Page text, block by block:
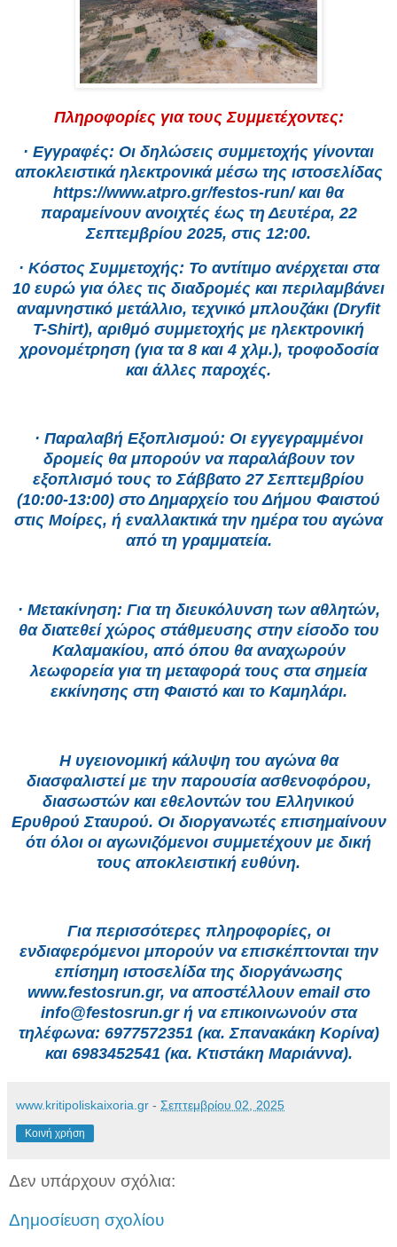
Πληροφορίες για τους Συμμετέχοντες:
· Εγγραφές: Οι δηλώσεις συμμετοχής γίνονται
αποκλειστικά ηλεκτρονικά μέσω της ιστοσελίδας
https://www.atpro.gr/festos-run/ και θα
παραμείνουν ανοιχτές έως τη Δευτέρα, 22
Σεπτεμβρίου 2025, στις 12:00.
· Κόστος Συμμετοχής: Το αντίτιμο ανέρχεται στα
10 ευρώ για όλες τις διαδρομές και περιλαμβάνει
αναμνηστικό μετάλλιο, τεχνικό μπλουζάκι (Dryfit
T-Shirt), αριθμό συμμετοχής με ηλεκτρονική
χρονομέτρηση (για τα 8 και 4 χλμ.), τροφοδοσία
και άλλες παροχές.
· Παραλαβή Εξοπλισμού: Οι εγγεγραμμένοι
δρομείς θα μπορούν να παραλάβουν τον
εξοπλισμό τους το Σάββατο 27 Σεπτεμβρίου
(10:00-13:00) στο Δημαρχείο του Δήμου Φαιστού
στις Μοίρες, ή εναλλακτικά την ημέρα του αγώνα
από τη γραμματεία.
· Μετακίνηση: Για τη διευκόλυνση των αθλητών,
θα διατεθεί χώρος στάθμευσης στην είσοδο του
Καλαμακίου, από όπου θα αναχωρούν
λεωφορεία για τη μεταφορά τους στα σημεία
εκκίνησης στη Φαιστό και το Καμηλάρι.
Η υγειονομική κάλυψη του αγώνα θα
διασφαλιστεί με την παρουσία ασθενοφόρου,
διασωστών και εθελοντών του Ελληνικού
Ερυθρού Σταυρού. Οι διοργανωτές επισημαίνουν
ότι όλοι οι αγωνιζόμενοι συμμετέχουν με δική
τους αποκλειστική ευθύνη.
Για περισσότερες πληροφορίες, οι
ενδιαφερόμενοι μπορούν να επισκέπτονται την
επίσημη ιστοσελίδα της διοργάνωσης
www.festosrun.gr, να αποστέλλουν email στο
info@festosrun.gr ή να επικοινωνούν στα
τηλέφωνα: 6977572351 (κα. Σπανακάκη Κορίνα)
και 6983452541 (κα. Κτιστάκη Μαριάννα).
www.kritipoliskaixoria.gr - Σεπτεμβρίου 02, 2025
Κοινή χρήση
Δεν υπάρχουν σχόλια:
Δημοσίευση σχολίου